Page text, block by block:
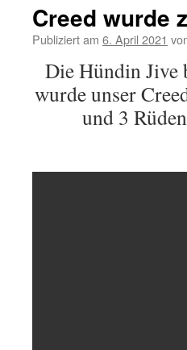
Creed wurde
Publiziert am 6. April 2021
Die Hündin Jive
wurde unser
und 3